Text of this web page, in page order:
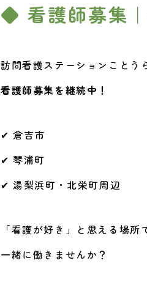
◆ 看護師募集
訪問看護ステーションことう
看護師募集を継続中！
✔ 倉吉市
✔ 琴浦町
✔ 湯梨浜町・北栄町周辺
「看護が好き」と思える場所
一緒に働きませんか？